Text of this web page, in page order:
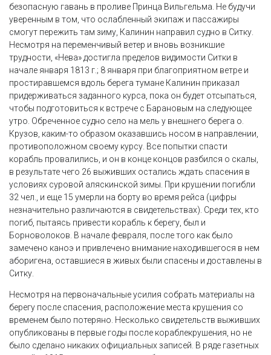
безопасную гавань в проливе Принца Вильгельма. Не будучи
уверенным в том, что ослабленный экипаж и пассажиры
смогут пережить там зиму, Калинин направил судно в Ситку.
Несмотря на переменчивый ветер и вновь возникшие
трудности, «Нева» достигла пределов видимости Ситки в
начале января 1813 г.; 8 января при благоприятном ветре и
простиравшемся вдоль берега тумане Калинин приказал
придерживаться заданного курса, пока он будет отсыпаться,
чтобы подготовиться к встрече с Барановым на следующее
утро. Обреченное судно село на мель у внешнего берега о.
Крузов, каким-то образом оказавшись носом в направлении,
противоположном своему курсу. Все попытки спасти
корабль провалились, и он в конце концов разбился о скалы,
в результате чего 26 выживших остались ждать спасения в
условиях суровой аляскинской зимы. При крушении погибли
32 чел., и еще 15 умерли на борту во время рейса (цифры
незначительно различаются в свидетельствах). Среди тех, кто
погиб, пытаясь привести корабль к берегу, был и
Борноволоков. В начале февраля, после того как было
замечено каноэ и привлечено внимание находившегося в нем
аборигена, оставшиеся в живых были спасены и доставлены в
Ситку.
Несмотря на первоначальные усилия собрать материалы на
берегу после спасения, расположение места крушения со
временем было потеряно. Несколько свидетельств выживших
опубликованы в первые годы после кораблекрушения, но не
было сделано никаких официальных записей. В ряде газетных